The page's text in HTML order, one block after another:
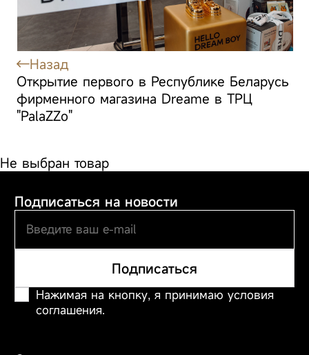
Аксессуары
Назад
Открытие первого в Республике Беларусь
фирменного магазина Dreame в ТРЦ
"PalaZZo"
Не выбран товар
Подписаться на новости
Подписаться
Нажимая на кнопку, я принимаю условия
соглашения.